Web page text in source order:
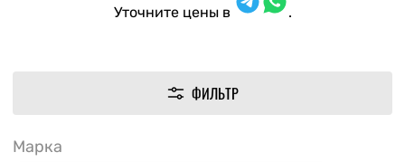
Уточните цены в .
ФИЛЬТР
Марка